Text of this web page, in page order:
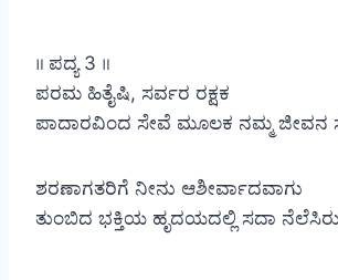
॥ ಪದ್ಯ 3 ॥
ಪರಮ ಹಿತೈಷಿ, ಸರ್ವರ ರಕ್ಷಕ
ಪಾದಾರವಿಂದ ಸೇವೆ ಮೂಲಕ ನಮ್ಮ ಜೀವನ
ಶರಣಾಗತರಿಗೆ ನೀನು ಆಶೀರ್ವಾದವಾಗು
ತುಂಬಿದ ಭಕ್ತಿಯ ಹೃದಯದಲ್ಲಿ ಸದಾ